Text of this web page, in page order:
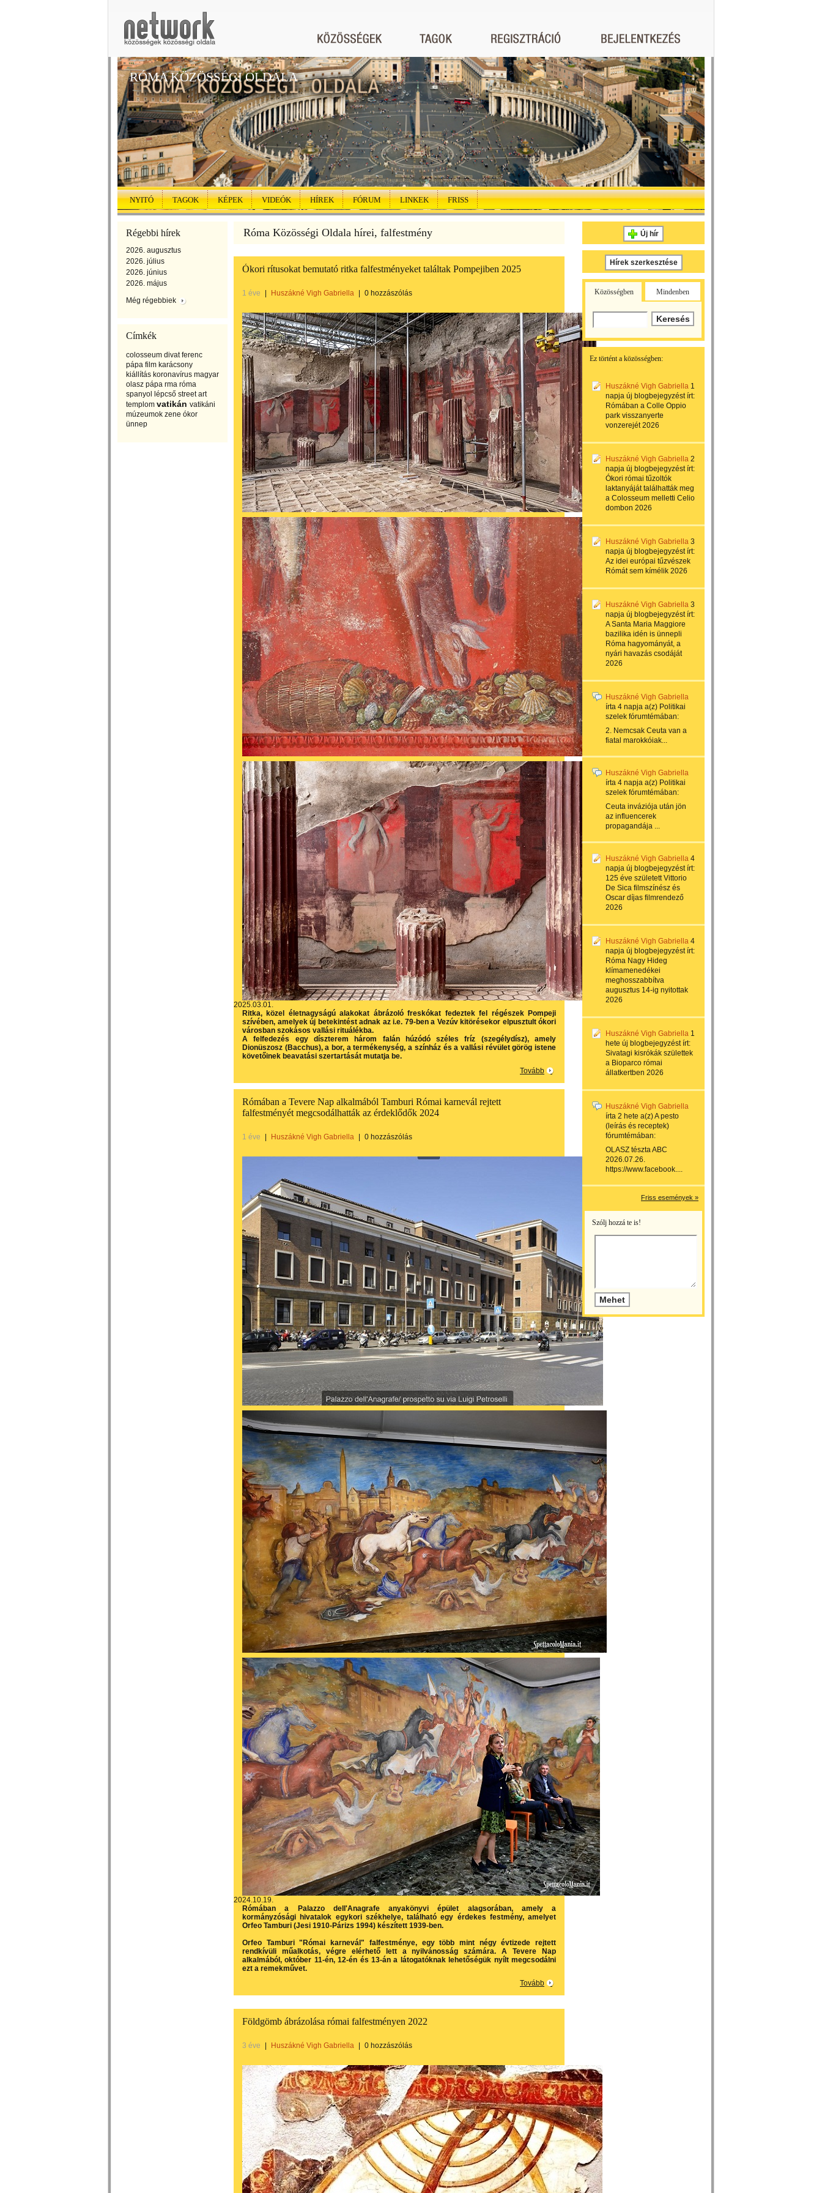
RÓMA KÖZÖSSÉGI OLDALA
NYITÓ TAGOK KÉPEK VIDEÓK HÍREK FÓRUM LINKEK FRISS
Régebbi hírek
2026. augusztus
2026. július
2026. június
2026. május
Még régebbiek
Címkék
colosseum divat ferenc
pápa film karácsony
kiállítás koronavírus magyar
olasz pápa rma róma
spanyol lépcső street art
templom vatikán vatikáni
múzeumok zene ókor
ünnep
Róma Közösségi Oldala hírei, falfestmény
Ókori rítusokat bemutató ritka falfestményeket találtak Pompejiben 2025
1 éve Huszákné Vigh Gabriella 0 hozzászólás
2025.03.01.
Ritka, közel életnagyságú alakokat ábrázoló freskókat fedeztek fel régészek Pompeji
szívében, amelyek új betekintést adnak az i.e. 79-ben a Vezúv kitörésekor elpusztult ókori
városban szokásos vallási rituálékba.
A felfedezés egy díszterem három falán húzódó széles fríz (szegélydísz), amely
Dionüszosz (Bacchus), a bor, a termékenység, a színház és a vallási révület görög istene
követőinek beavatási szertartását mutatja be.
Tovább
Rómában a Tevere Nap alkalmából Tamburi Római karnevál rejtett
falfestményét megcsodálhatták az érdeklődők 2024
1 éve Huszákné Vigh Gabriella 0 hozzászólás
2024.10.19.
Rómában a Palazzo dell'Anagrafe anyakönyvi épület alagsorában, amely a
kormányzósági hivatalok egykori székhelye, található egy érdekes festmény, amelyet
Orfeo Tamburi (Jesi 1910-Párizs 1994) készített 1939-ben.
Orfeo Tamburi "Római karnevál" falfestménye, egy több mint négy évtizede rejtett
rendkívüli műalkotás, végre elérhető lett a nyilvánosság számára. A Tevere Nap
alkalmából, október 11-én, 12-én és 13-án a látogatóknak lehetőségük nyílt megcsodálni
ezt a remekművet.
Tovább
Földgömb ábrázolása római falfestményen 2022
3 éve Huszákné Vigh Gabriella 0 hozzászólás
Új hír
Hírek szerkesztése
Közösségben Mindenben
Ez történt a közösségben:
Huszákné Vigh Gabriella 1
napja új blogbejegyzést írt:
Rómában a Colle Oppio
park visszanyerte
vonzerejét 2026
Huszákné Vigh Gabriella 2
napja új blogbejegyzést írt:
Ókori római tűzoltók
laktanyáját találhatták meg
a Colosseum melletti Celio
dombon 2026
Huszákné Vigh Gabriella 3
napja új blogbejegyzést írt:
Az idei európai tűzvészek
Rómát sem kímélik 2026
Huszákné Vigh Gabriella 3
napja új blogbejegyzést írt:
A Santa Maria Maggiore
bazilika idén is ünnepli
Róma hagyományát, a
nyári havazás csodáját
2026
Huszákné Vigh Gabriella
írta 4 napja a(z) Politikai
szelek fórumtémában:
2. Nemcsak Ceuta van a
fiatal marokkóiak...
Huszákné Vigh Gabriella
írta 4 napja a(z) Politikai
szelek fórumtémában:
Ceuta inváziója után jön
az influencerek
propagandája ...
Huszákné Vigh Gabriella 4
napja új blogbejegyzést írt:
125 éve született Vittorio
De Sica filmszínész és
Oscar díjas filmrendező
2026
Huszákné Vigh Gabriella 4
napja új blogbejegyzést írt:
Róma Nagy Hideg
klímamenedékei
meghosszabbítva
augusztus 14-ig nyitottak
2026
Huszákné Vigh Gabriella 1
hete új blogbejegyzést írt:
Sivatagi kisrókák születtek
a Bioparco római
állatkertben 2026
Huszákné Vigh Gabriella
írta 2 hete a(z)A pesto
(leírás és receptek)
fórumtémában:
OLASZ tészta ABC
2026.07.26.
https://www.facebook....
Friss események »
Szólj hozzá te is!